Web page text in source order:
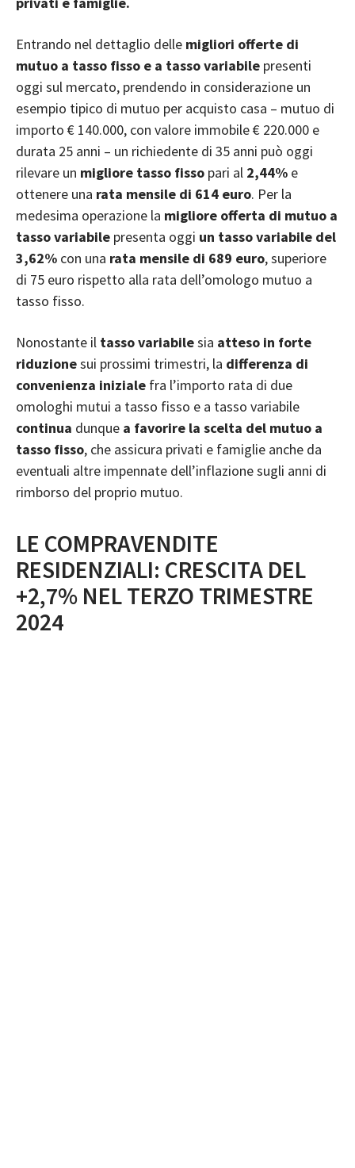
Entrando nel dettaglio delle migliori offerte di
mutuo a tasso fisso e a tasso variabile presenti
oggi sul mercato, prendendo in considerazione un
esempio tipico di mutuo per acquisto casa – mutuo di
importo € 140.000, con valore immobile € 220.000 e
durata 25 anni – un richiedente di 35 anni può oggi
rilevare un migliore tasso fisso pari al 2,44% e
ottenere una rata mensile di 614 euro. Per la
medesima operazione la migliore offerta di mutuo a
tasso variabile presenta oggi un tasso variabile del
3,62% con una rata mensile di 689 euro, superiore
di 75 euro rispetto alla rata dell’omologo mutuo a
tasso fisso.
Nonostante il tasso variabilesia atteso in forte
riduzionesui prossimi trimestri, la differenza di
convenienza iniziale fra l’importo rata di due
omologhi mutui a tasso fisso e a tasso variabile
continua dunque a favorire la scelta del mutuo a
tasso fisso, che assicura privati e famiglie anche da
eventuali altre impennate dell’inflazione sugli anni di
rimborso del proprio mutuo.
LE COMPRAVENDITE
RESIDENZIALI: CRESCITA DEL
+2,7% NEL TERZO TRIMESTRE
2024